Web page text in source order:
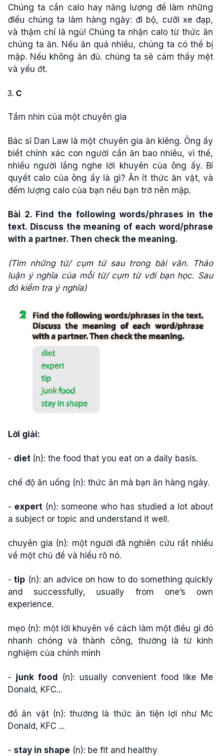
Chúng ta cần calo hay năng lượng để làm những
điều chúng ta làm hàng ngày: đi bộ, cưỡi xe đạp,
và thậm chí là ngủ! Chúng ta nhận calo từ thức ăn
chúng ta ăn. Nếu ăn quá nhiều, chúng ta có thể bị
mập. Nếu không ăn đủ. chúng ta sẽ cảm thấy mệt
và yếu ớt.
C
Tầm nhìn của một chuyên gia
Bác sĩ Dan Law là một chuyên gia ăn kiêng. Ông ấy
biết chính xác con người cần ăn bao nhiêu, vì thế,
nhiều người lắng nghe lời khuyên của ông ấy. Bí
quyết calo của ông ấy là gì? Ăn ít thức ăn vặt, và
đếm lượng calo của bạn nếu bạn trở nên mập.
Bài 2. Find the following words/phrases in the
text. Discuss the meaning of each word/phrase
with a partner. Then check the meaning.
(Tìm những từ/ cụm từ sau trong bài văn. Thảo
luận ý nghĩa của mỗi từ/ cụm từ với bạn học. Sau
đó kiểm tra ý nghĩa)
Lời giải:
- diet (n): the food that you eat on a daily basis.
chế độ ăn uống (n): thức ăn mà bạn ăn hàng ngày.
- expert (n): someone who has studied a lot about
a subject or topic and understand it well.
chuyên gia (n): một người đã nghiên cứu rất nhiều
về một chủ đề và hiểu rõ nó.
-tip (n): an advice on how to do something quickly
and successfully, usually from one’s own
experience.
mẹo (n): một lời khuyên về cách làm một điều gì đó
nhanh chóng và thành công, thường là từ kinh
nghiệm của chính mình
- junk food (n): usually convenient food like Me
Donald, KFC...
đồ ăn vặt (n): thường là thức ăn tiện lợi như Mc
Donald, KFC ...
- stay in shape (n): be fit and healthy